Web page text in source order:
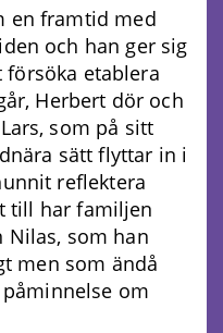
en framtid med
och han ger sig
etablera
Herbert dör och
som på sitt
sätt flyttar in i
reflektera
till har familjen
Nilas, som han
men som ändå
om